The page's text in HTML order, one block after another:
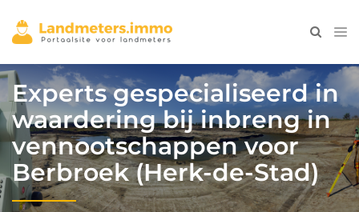
Experts gespecialiseerd in
waardering bij inbreng in
vennootschappen voor
Berbroek (Herk-de-Stad)